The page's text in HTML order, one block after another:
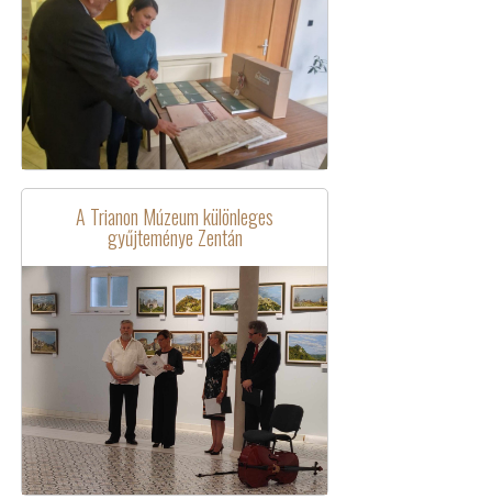
A Trianon Múzeum különleges
gyűjteménye Zentán